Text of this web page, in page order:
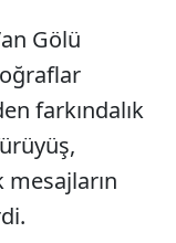
Gölü
farkındalık